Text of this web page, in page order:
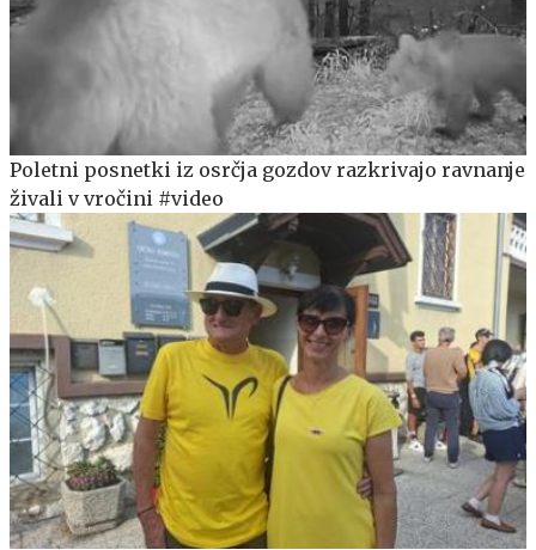
Poletni posnetki iz osrčja gozdov razkrivajo ravnanje
živali v vročini #video